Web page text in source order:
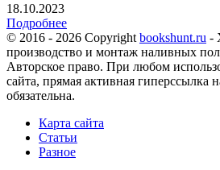
18.10.2023
Подробнее
© 2016 - 2026 Copyright bookshunt.ru -
производство и монтаж наливных
Авторское право. При любом
сайта, прямая активная гиперссылка
обязательна.
Карта сайта
Статьи
Разное